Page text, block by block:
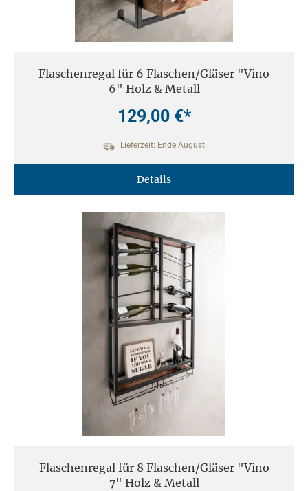
Flaschenregal für 6 Flaschen/Gläser "Vino
6" Holz & Metall
129,00 €*
Lieferzeit: Ende August
Details
Flaschenregal für 8 Flaschen/Gläser "Vino
7" Holz & Metall